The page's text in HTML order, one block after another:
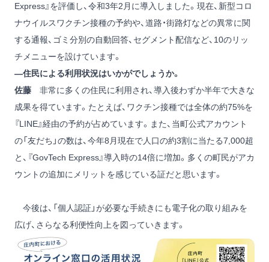
Express』を評価し、令和3年2月に導入しました。現在、新型コロ
ナウイルスワクチン接種の予約や、道路・街路灯などの異常に関
する通報、ゴミ分別の自動回答、セグメント配信など、10のリッ
チメニューを設けています。
―住民による利用状況はいかがでしょうか。
佐藤 非常に多くの住民に利用され、導入後わずか半年で大きな
成果を得ています。たとえば、ワクチン接種では全体の約75%を
『LINE』経由の予約が占めています。また、当町公式アカウント
の「友だち」の数は、今年8月現在で人口の約3割に当たる7,000超
と、『GovTech Express』導入時の14倍に増加。多くの町民がアカ
ウントの追加にメリットを感じている証だと思います。
今後は、「個人認証」が必要な手続きにも電子化の取り組みを
広げ、さらなる利便性向上を図っていきます。